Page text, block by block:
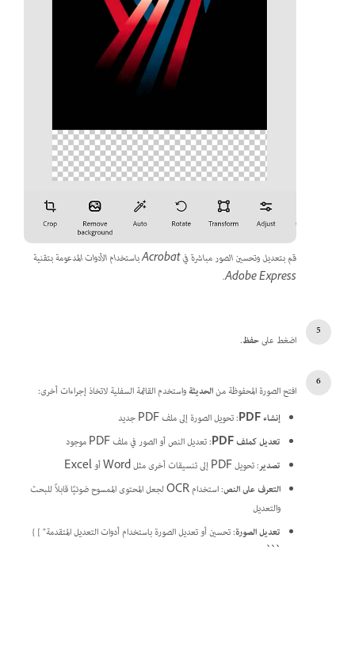
قم بتعديل وتحسين الصور مباشرة في Acrobat باستخدام الأدوات المدعومة بتقنية
Adobe Express.
اضغط علىحفظ.
افتح الصورة المحفوظة منالحديثةواستخدم القائمة السفلية لاتخاذ إجراءات أخرى:
إنشاء PDF
: تحويل الصورة إلى ملف PDF جديد
تعديل كملف PDF
: تعديل النص أو الصور في ملف PDF موجود
تصدير: تحويل PDF إلى تنسيقات أخرى مثل Word أو Excel
التعرف على النص
: استخدام OCR لجعل المحتوى الممسوح ضوئيًا قابلاً للبحث
والتعديل
تعديل الصورة: تحسين أو تعديل الصورة باستخدام أدوات التعديل المتقدمة" ] }
```